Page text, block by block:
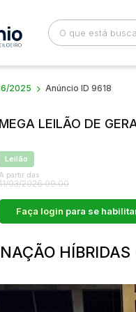
Categoria
2025 Anúncio ID 9618
MEGA LEILÃO DE
Leilão
A partir das
03/2026 09:00
Faça login para se